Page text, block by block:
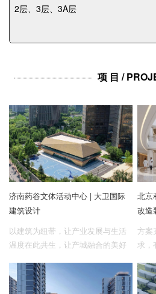
关于投稿
关于我们
联系我们
2层、3层、3A层
项 目 /
济南药谷文体活动中心 | 大卫国际
建筑设计
以建筑为纽带，让产业发展与生活
温度在此共生，让产城融合的美好
北京
改造
方案
求，
力打
化诊